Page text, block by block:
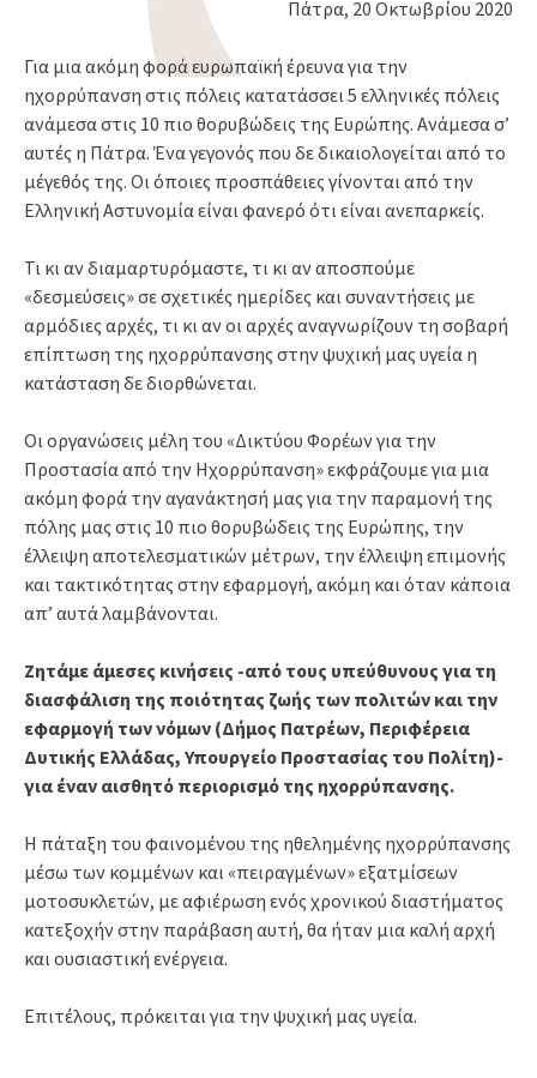
Πάτρα, 20 Οκτωβρίου 2020
Για μια ακόμη φορά ευρωπαϊκή έρευνα για την
ηχορρύπανση στις πόλεις κατατάσσει 5 ελληνικές πόλεις
ανάμεσα στις 10 πιο θορυβώδεις της Ευρώπης. Ανάμεσα σ’
αυτές η Πάτρα. Ένα γεγονός που δε δικαιολογείται από το
μέγεθός της. Οι όποιες προσπάθειες γίνονται από την
Ελληνική Αστυνομία είναι φανερό ότι είναι ανεπαρκείς.
Τι κι αν διαμαρτυρόμαστε, τι κι αν αποσπούμε
«δεσμεύσεις» σε σχετικές ημερίδες και συναντήσεις με
αρμόδιες αρχές, τι κι αν οι αρχές αναγνωρίζουν τη σοβαρή
επίπτωση της ηχορρύπανσης στην ψυχική μας υγεία η
κατάσταση δε διορθώνεται.
Οι οργανώσεις μέλη του «Δικτύου Φορέων για την
Προστασία από την Ηχορρύπανση» εκφράζουμε για μια
ακόμη φορά την αγανάκτησή μας για την παραμονή της
πόλης μας στις 10 πιο θορυβώδεις της Ευρώπης, την
έλλειψη αποτελεσματικών μέτρων, την έλλειψη επιμονής
και τακτικότητας στην εφαρμογή, ακόμη και όταν κάποια
απ’ αυτά λαμβάνονται.
Ζητάμε άμεσες κινήσεις -από τους υπεύθυνους για τη
διασφάλιση της ποιότητας ζωής των πολιτών και την
εφαρμογή των νόμων (Δήμος Πατρέων, Περιφέρεια
Δυτικής Ελλάδας, Υπουργείο Προστασίας του Πολίτη)-
για έναν αισθητό περιορισμό της ηχορρύπανσης.
Η πάταξη του φαινομένου της ηθελημένης ηχορρύπανσης
μέσω των κομμένων και «πειραγμένων» εξατμίσεων
μοτοσυκλετών, με αφιέρωση ενός χρονικού διαστήματος
κατεξοχήν στην παράβαση αυτή, θα ήταν μια καλή αρχή
και ουσιαστική ενέργεια.
Επιτέλους, πρόκειται για την ψυχική μας υγεία.